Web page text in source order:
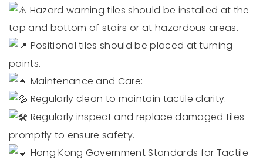
Hazard warning tiles should be installed at the
top and bottom of stairs or at hazardous areas.
Positional tiles should be placed at turning
points.
Maintenance and Care:
Regularly clean to maintain tactile clarity.
Regularly inspect and replace damaged tiles
promptly to ensure safety.
Hong Kong Government Standards for Tactile